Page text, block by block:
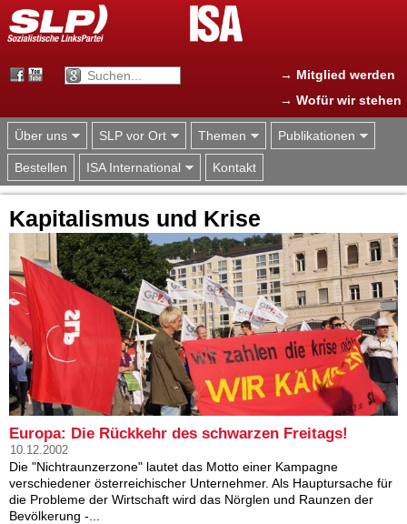
Jump to navigation
→ Mitglied werden
→ Wofür wir stehen
Über uns SLP vor Ort Themen Publikationen
Bestellen ISA International Kontakt
Kapitalismus und Krise
Europa: Die Rückkehr des schwarzen Freitags!
10.12.2002
Die "Nichtraunzerzone" lautet das Motto einer Kampagne
verschiedener österreichischer Unternehmer. Als Hauptursache für
die Probleme der Wirtschaft wird das Nörglen und Raunzen der
Bevölkerung -...